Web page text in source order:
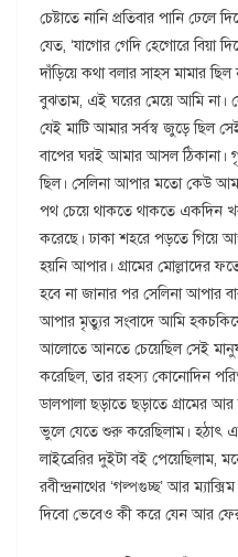
চেষ্টাতে নানি প্রতিবার পানি
যেত, ‘যাগোর গেদি হেগোরে বিয়া
দাঁড়িয়ে কথা বলার সাহস মামার
বুঝতাম, এই ঘরের মেয়ে আমি না।
যেই মাটি আমার সর্বস্ব জুড়ে ছিল
বাপের ঘরই আমার আসল ঠিকানা।
ছিল। সেলিনা আপার মতো কেউ
পথ চেয়ে থাকতে থাকতে একদিন
করেছে। ঢাকা শহরে পড়তে গিয়ে
হয়নি আপার। গ্রামের মোল্লাদের
হবে না জানার পর সেলিনা আপার
আপার মৃত্যুর সংবাদে আমি
আলোতে আনতে চেয়েছিল সেই
করেছিল, তার রহস্য কোনোদিন
ডালপালা ছড়াতে ছড়াতে গ্রামের
ভুলে যেতে শুরু করেছিলাম। হঠাৎ
লাইব্রেরির দুইটা বই পেয়েছিলাম,
রবীন্দ্রনাথের ‘গল্পগুচ্ছ’ আর
দিবো ভেবেও কী করে যেন আর